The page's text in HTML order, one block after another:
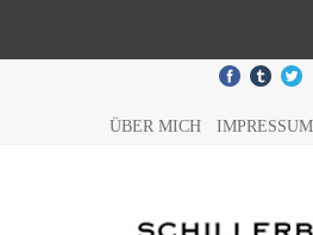
ÜBER MICH IMPRESSUM